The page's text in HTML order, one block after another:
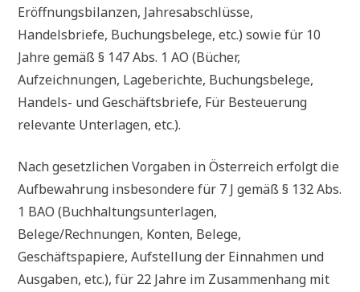
Eröffnungsbilanzen, Jahresabschlüsse,
Handelsbriefe, Buchungsbelege, etc.) sowie für 10
Jahre gemäß § 147 Abs. 1 AO (Bücher,
Aufzeichnungen, Lageberichte, Buchungsbelege,
Handels- und Geschäftsbriefe, Für Besteuerung
relevante Unterlagen, etc.).
Nach gesetzlichen Vorgaben in Österreich erfolgt die
Aufbewahrung insbesondere für 7 J gemäß § 132 Abs.
1 BAO (Buchhaltungsunterlagen,
Belege/Rechnungen, Konten, Belege,
Geschäftspapiere, Aufstellung der Einnahmen und
Ausgaben, etc.), für 22 Jahre im Zusammenhang mit